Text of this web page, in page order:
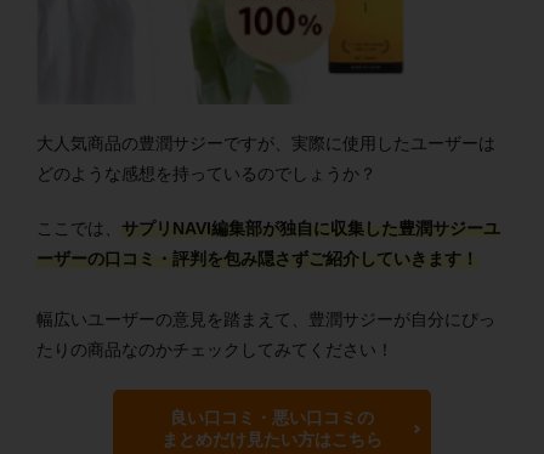
大人気商品の豊潤サジーですが、実際に使用したユーザーは
どのような感想を持っているのでしょうか？
ここでは、 サプリNAVI編集部が独自に収集した豊潤サジーユ
ーザーの口コミ・評判を包み隠さずご紹介していきます！
幅広いユーザーの意見を踏まえて、豊潤サジーが自分にぴっ
たりの商品なのかチェックしてみてください！
良い口コミ・悪い口コミの
まとめだけ見たい方はこちら